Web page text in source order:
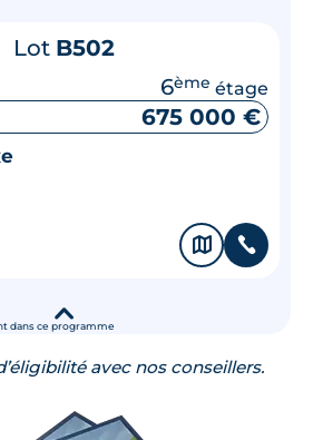
dans ce programme
Lot B502
6ème étage
675 000 €
🗞 📞
▾
avec nos conseillers.